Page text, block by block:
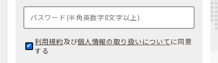
利用規約及び個人情報の取り扱いについて に同意
する